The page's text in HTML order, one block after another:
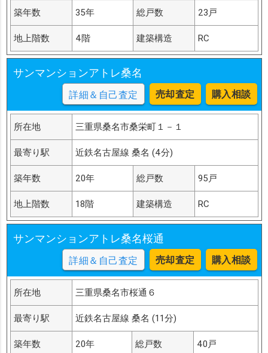
築年数 35年 総戸数 23戸
地上階数 4階 建築構造 RC
サンマンションアトレ桑名
詳細＆自己査定 売却査定 購入相談
所在地 三重県桑名市桑栄町１－１
最寄り駅 近鉄名古屋線 桑名 (4分)
築年数 20年 総戸数 95戸
地上階数 18階 建築構造 RC
サンマンションアトレ桑名桜通
詳細＆自己査定 売却査定 購入相談
所在地 三重県桑名市桜通６
最寄り駅 近鉄名古屋線 桑名 (11分)
築年数 20年 総戸数 40戸